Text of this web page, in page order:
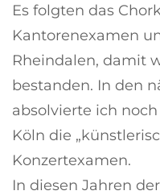
Es folgten das
Kantorenexamen
Rheindalen, damit
bestanden. In den
absolvierte ich
Köln die
Konzertexamen.
In diesen Jahren